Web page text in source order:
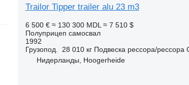
Trailor Tipper trailer alu 23 m3
6 500 € ≈ 130 300 MDL ≈ 7 510 $
Полуприцеп самосвал
1992
Грузопод.
28 010 кг Подвеска рессора/рессора
Нидерланды, Hoogerheide